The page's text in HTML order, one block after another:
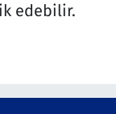
edebilir.